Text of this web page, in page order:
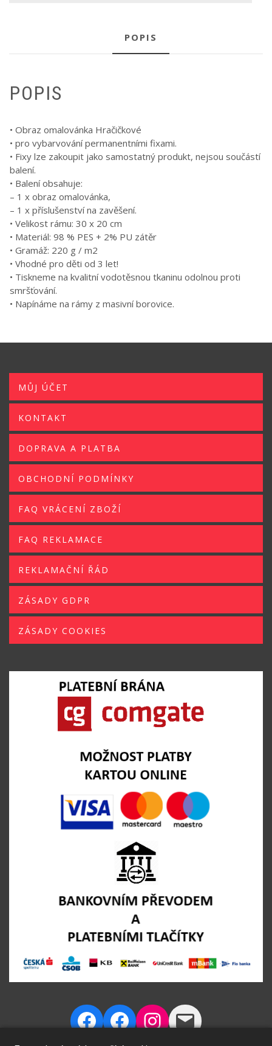
POPIS
POPIS
• Obraz omalovánka Hračičkové
• pro vybarvování permanentními fixami.
• Fixy lze zakoupit jako samostatný produkt, nejsou součástí
balení.
• Balení obsahuje:
– 1 x obraz omalovánka,
– 1 x příslušenství na zavěšení.
• Velikost rámu: 30 x 20 cm
• Materiál: 98 % PES + 2% PU zátěr
• Gramáž: 220 g / m2
• Vhodné pro děti od 3 let!
• Tiskneme na kvalitní vodotěsnou tkaninu odolnou proti
smršťování.
• Napínáme na rámy z masivní borovice.
MŮJ ÚČET
KONTAKT
DOPRAVA A PLATBA
OBCHODNÍ PODMÍNKY
FAQ VRÁCENÍ ZBOŽÍ
FAQ REKLAMACE
REKLAMAČNÍ ŘÁD
ZÁSADY GDPR
ZÁSADY COOKIES